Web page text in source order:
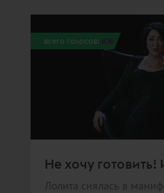
всего голосов: 106
Не хочу готовить!
Лолита снялась в